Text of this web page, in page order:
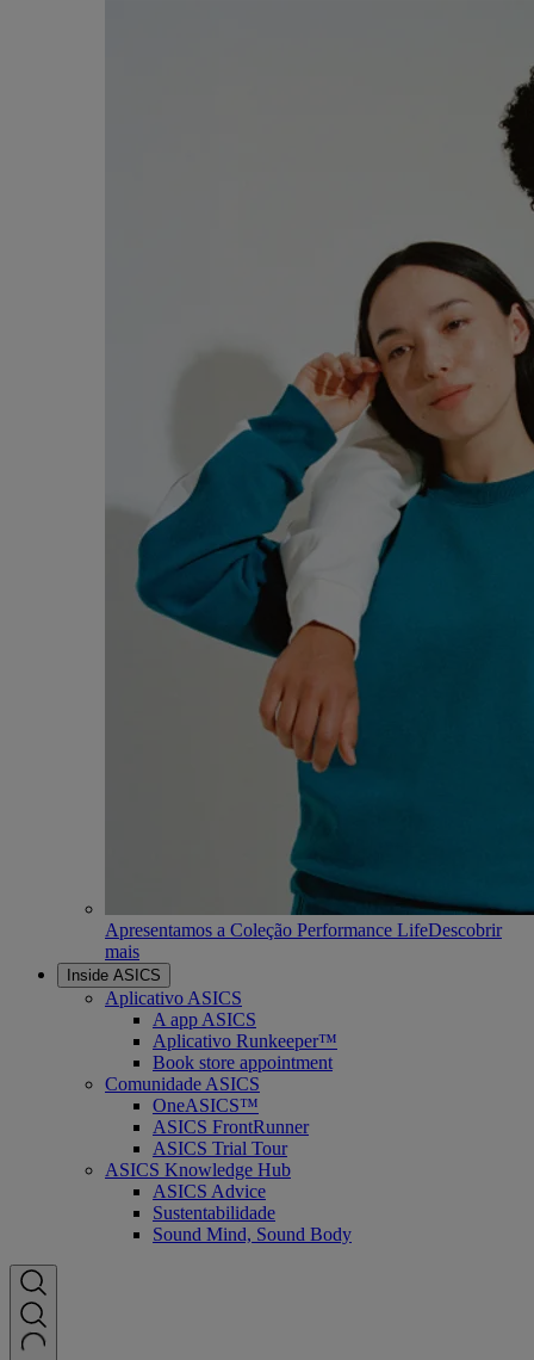
Apresentamos a Coleção Performance LifeDescobrir
mais
Inside ASICS
Aplicativo ASICS
A app ASICS
Aplicativo Runkeeper™
Book store appointment
Comunidade ASICS
OneASICS™
ASICS FrontRunner
ASICS Trial Tour
ASICS Knowledge Hub
ASICS Advice
Sustentabilidade
Sound Mind, Sound Body